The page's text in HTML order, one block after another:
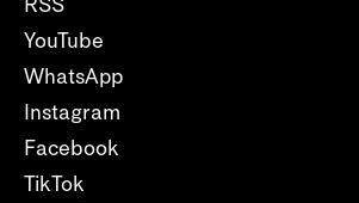
YouTube
WhatsApp
Instagram
Facebook
TikTok